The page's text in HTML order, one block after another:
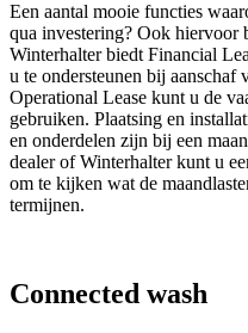
Een aantal mooie functies
qua investering? Ook hiervoor
Winterhalter biedt Financial
u te ondersteunen bij aanschaf
Operational Lease kunt u de
gebruiken. Plaatsing en
en onderdelen zijn bij een
dealer of Winterhalter kunt u
om te kijken wat de
termijnen.
Connected wash